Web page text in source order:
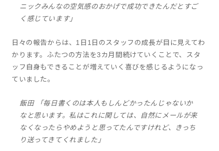
ニックみんなの空気感のおかげで成功できたんだとすご
く感じています」
日々の報告からは、1日1日のスタッフの成長が目に見えてわ
かります。ふたつの方法を3カ月間続けていくことで、スタ
ッフ自身もできることが増えていく喜びを感じるようになっ
ていました。
飯田 「毎日書くのは本人もしんどかったんじゃないか
なと思います。私はこれに関しては、自然にメールが来
なくなったらやめようと思ってたんですけれど、きっち
り送ってきてくれました」